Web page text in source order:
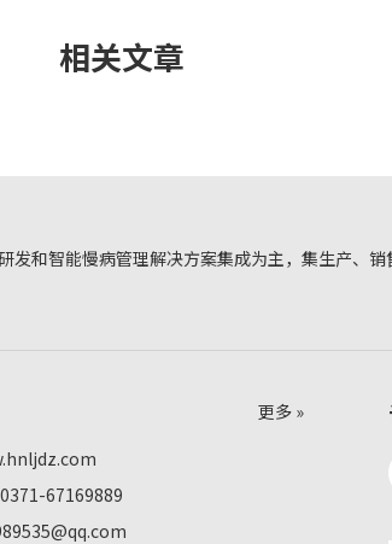
相关文章
和智能慢病管理解决方案集成为主，集生产、销
更多 »
67169889